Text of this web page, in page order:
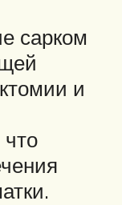
сарком
и